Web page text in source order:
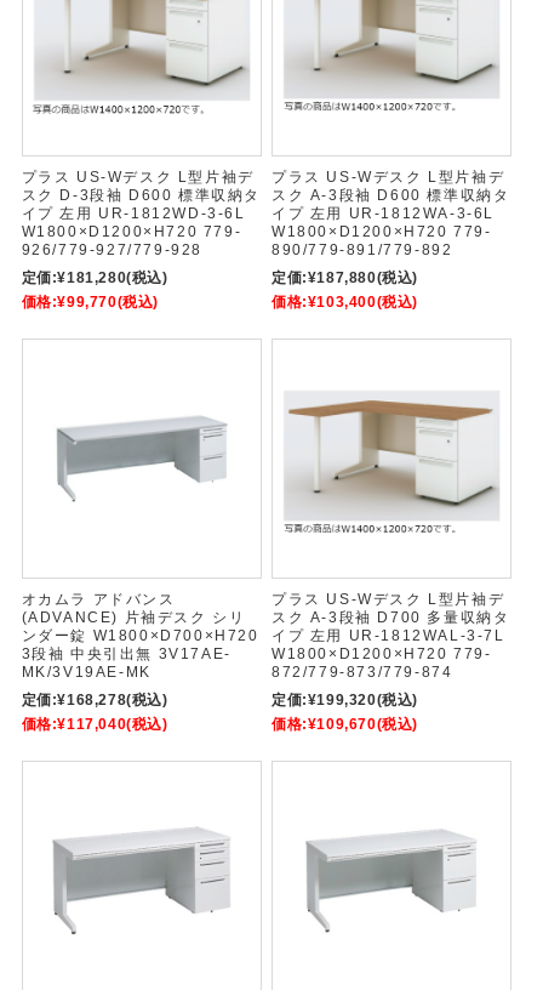
プラス US-Wデスク L型片袖デ
スク D-3段袖 D600 標準収納タ
イプ 左用 UR-1812WD-3-6L
W1800×D1200×H720 779-
926/779-927/779-928
定価:¥181,280(税込)
価格:¥99,770(税込)
プラス US-Wデスク L型片袖デ
スク A-3段袖 D600 標準収納タ
イプ 左用 UR-1812WA-3-6L
W1800×D1200×H720 779-
890/779-891/779-892
定価:¥187,880(税込)
価格:¥103,400(税込)
オカムラ アドバンス
(ADVANCE) 片袖デスク シリ
ンダー錠 W1800×D700×H720
3段袖 中央引出無 3V17AE-
MK/3V19AE-MK
定価:¥168,278(税込)
価格:¥117,040(税込)
プラス US-Wデスク L型片袖デ
スク A-3段袖 D700 多量収納タ
イプ 左用 UR-1812WAL-3-7L
W1800×D1200×H720 779-
872/779-873/779-874
定価:¥199,320(税込)
価格:¥109,670(税込)